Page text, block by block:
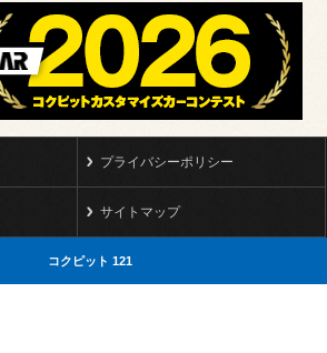
プライバシーポリシー
サイトマップ
コクピット 121